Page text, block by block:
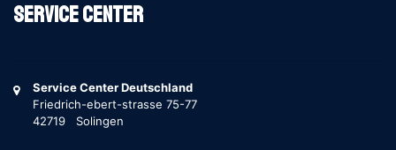
Service Center
Service Center Deutschland
Friedrich-ebert-strasse 75-77
42719 Solingen